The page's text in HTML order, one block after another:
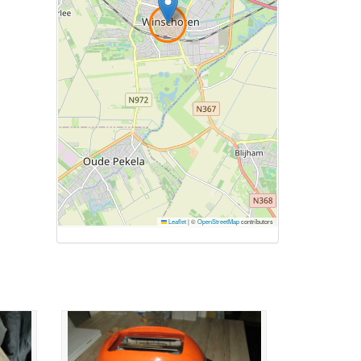
Leaflet|©OpenStreetMapcontributors